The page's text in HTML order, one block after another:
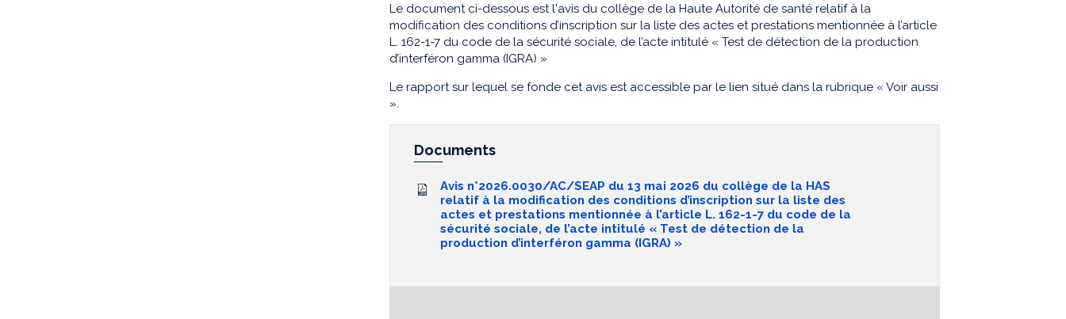
Le document ci-dessous est l'avis du collège de la Haute Autorité de santé relatif à la
modification des conditions d’inscription sur la liste des actes et prestations mentionnée à l’article
L. 162-1-7 du code de la sécurité sociale, de l’acte intitulé « Test de détection de la production
d’interféron gamma (IGRA) »
Le rapport sur lequel se fonde cet avis est accessible par le lien situé dans la rubrique « Voir aussi
».
Documents
Avis n°2026.0030/AC/SEAP du 13 mai 2026 du collège de la HAS
relatif à la modification des conditions d’inscription sur la liste des
actes et prestations mentionnée à l’article L. 162-1-7 du code de la
sécurité sociale, de l’acte intitulé « Test de détection de la
production d’interféron gamma (IGRA) »